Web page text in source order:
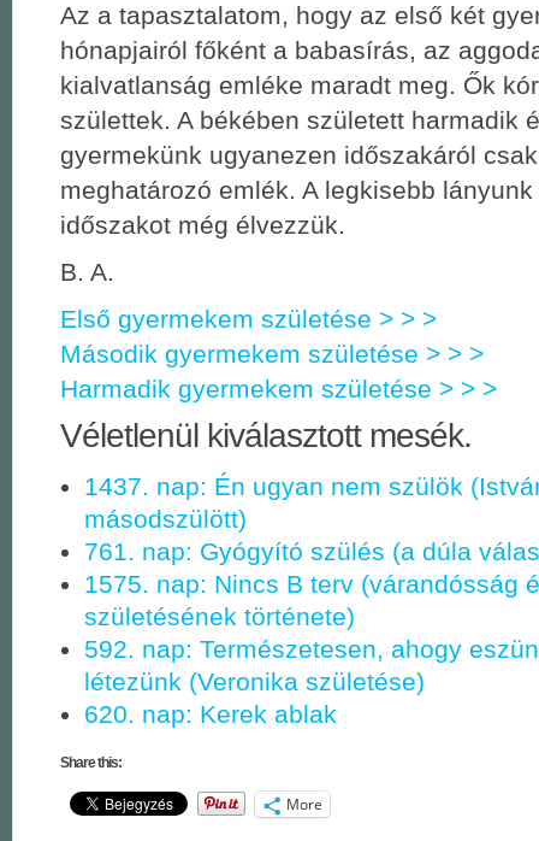
Az a tapasztalatom, hogy az első két
hónapjairól főként a babasírás, az
kialvatlanság emléke maradt meg. Ők
születtek. A békében született harmadik
gyermekünk ugyanezen időszakáról
meghatározó emlék. A legkisebb
időszakot még élvezzük.
B. A.
Első gyermekem születése > > >
Második gyermekem születése > > >
Harmadik gyermekem születése > > >
Véletlenül kiválasztott mesék.
1437. nap: Én ugyan nem szülök
másodszülött)
761. nap: Gyógyító szülés (a dúla
1575. nap: Nincs B terv (várandósság
születésének története)
592. nap: Természetesen, ahogy
létezünk (Veronika születése)
620. nap: Kerek ablak
Share this:
More